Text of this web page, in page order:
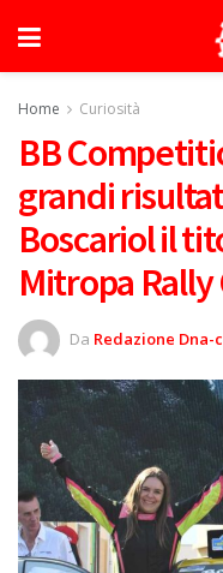
Home Curiosità
BB
grandi
Boscariol il
Mitropa Rally
Da Redazione Dna-